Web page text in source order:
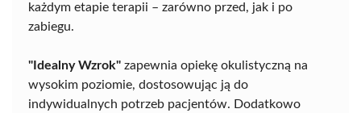
każdym etapie terapii – zarówno przed, jak i po
zabiegu.
"Idealny Wzrok" zapewnia opiekę okulistyczną na
wysokim poziomie, dostosowując ją do
indywidualnych potrzeb pacjentów. Dodatkowo